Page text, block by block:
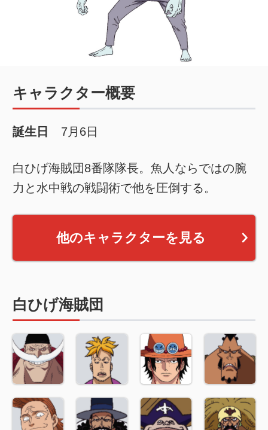
キャラクター概要
誕生日 7月6日
白ひげ海賊団8番隊隊長。魚人ならではの腕
力と水中戦の戦闘術で他を圧倒する。
他のキャラクターを見る
白ひげ海賊団